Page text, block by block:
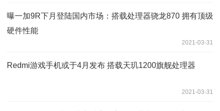
曝一加9R下月登陆国内市场：搭载处理器骁龙870 拥有顶级
硬件性能
2021-03-31
Redmi游戏手机或于4月发布 搭载天玑1200旗舰处理器
2021-03-31